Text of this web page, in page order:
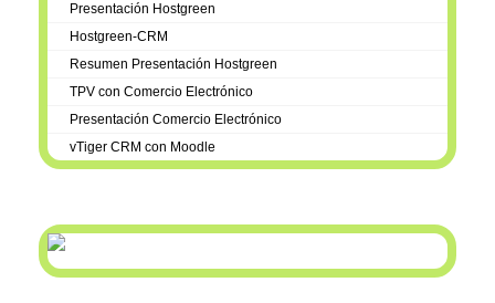
Presentación Hostgreen
Hostgreen-CRM
Resumen Presentación Hostgreen
TPV con Comercio Electrónico
Presentación Comercio Electrónico
vTiger CRM con Moodle